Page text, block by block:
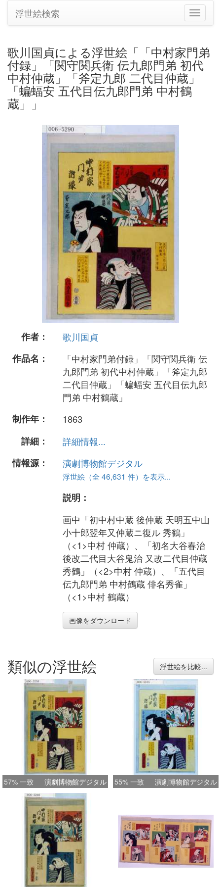
ナ
ビ
シ
ョ
ン
浮世絵検索
歌川国貞による浮世絵「「中村家門弟
付録」「関守関兵衛 伝九郎門弟 初代
中村仲蔵」「斧定九郎 二代目仲蔵」
「蝙蝠安 五代目伝九郎門弟 中村鶴
蔵」」
作者：
歌川国貞
作品名：
「中村家門弟付録」「関守関兵衛 伝
九郎門弟 初代中村仲蔵」「斧定九郎
二代目仲蔵」「蝙蝠安 五代目伝九郎
門弟 中村鶴蔵」
制作年：
1863
詳細：
詳細情報...
情報源：
演劇博物館デジタル
浮世絵（全 46,631 件）を表示...
説明：
画中「初中村中蔵 後仲蔵 天明五中山
小十郎翌年又仲蔵ニ復ル 秀鶴」
（<1>中村 仲蔵）、「初名大谷春治
後改二代目大谷鬼治 又改二代目仲蔵
秀鶴」（<2>中村 仲蔵）、「五代目
伝九郎門弟 中村鶴蔵 俳名秀雀」
（<1>中村 鶴蔵）
画像をダウンロード
類似の浮世絵 浮世絵を比較...
57% 一致 演劇博物館デジタル 55% 一致 演劇博物館デジタル